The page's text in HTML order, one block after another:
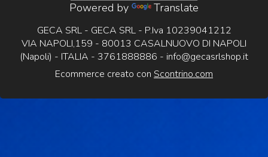
Powered by Translate
GECA SRL - GECA SRL - P.Iva 10239041212
VIA NAPOLI,159 - 80013 CASALNUOVO DI NAPOLI
(Napoli) - ITALIA - 3761888886 - info@gecasrlshop.it
Ecommerce creato con Scontrino.com